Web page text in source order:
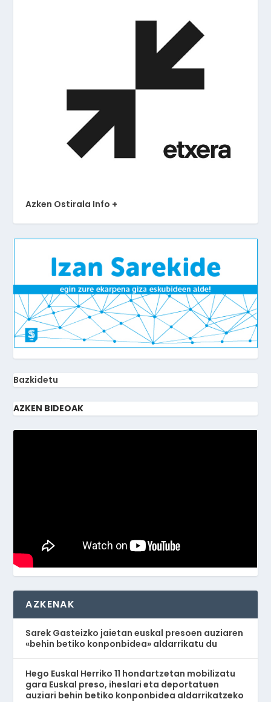
Azken Ostirala Info +
Bazkidetu
AZKEN BIDEOAK
AZKENAK
Sarek Gasteizko jaietan euskal presoen auziaren
«behin betiko konponbidea» aldarrikatu du
Hego Euskal Herriko 11 hondartzetan mobilizatu
gara Euskal preso, iheslari eta deportatuen
auziari behin betiko konponbidea aldarrikatzeko